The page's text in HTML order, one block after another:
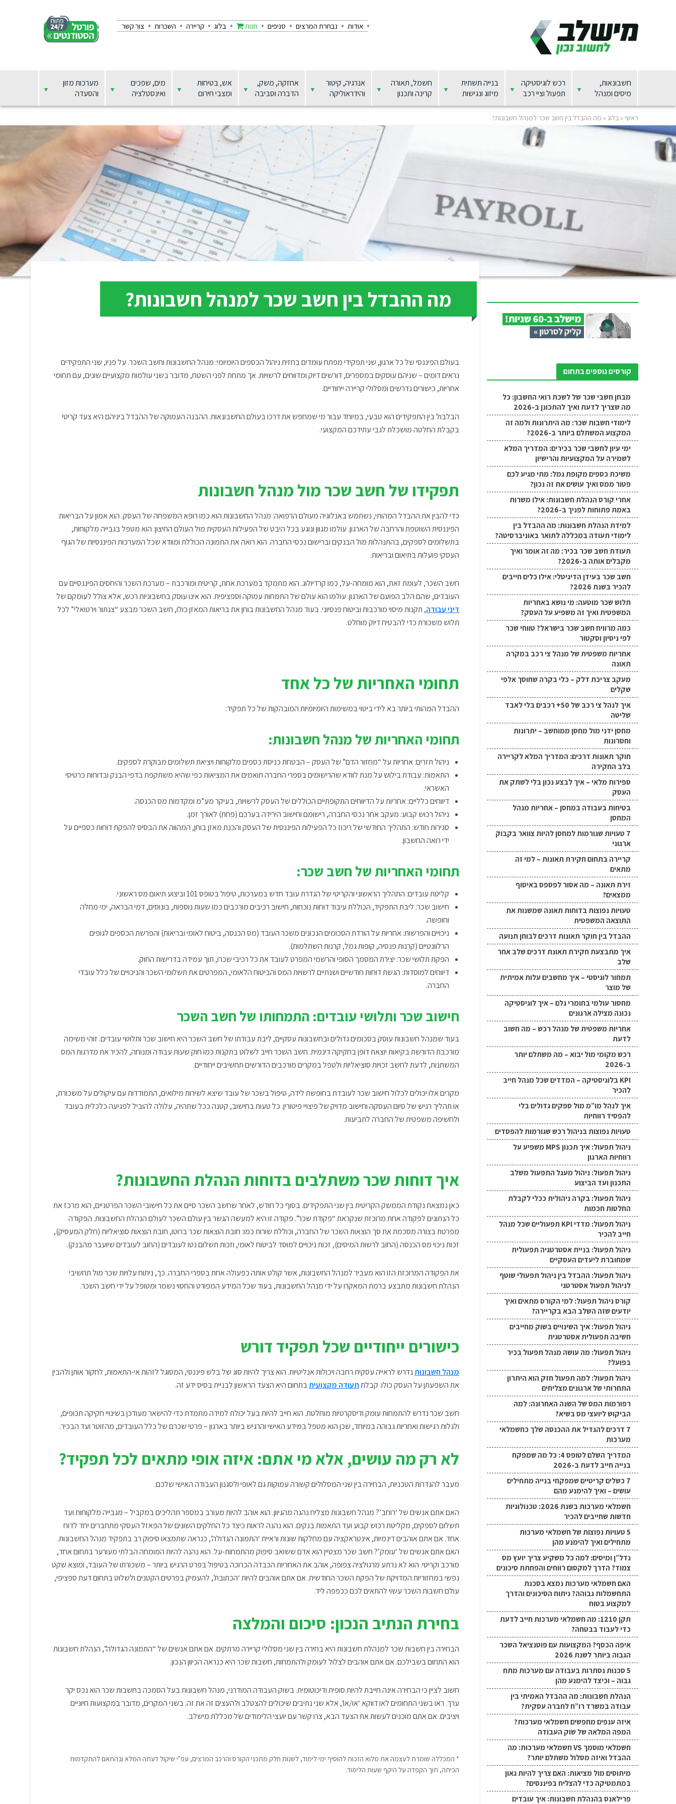
אודות נבחרת המרצים סניפים חנות בלוג קריירה השכרות צור קשר
חשבונאות,
מיסים ומנהל
רכש לוגיסטיקה
תפעול וציי רכב
בנייה תשתית
מיזוג ונגישות
חשמל, תאורה
קרינה ותכנון
אנרגיה, קיטור
והידראוליקה
אחזקה, משק,
הדברה וסביבה
אש, בטיחות
ומצבי חירום
מים, שפכים
ואינסטלציה
מערכות מזון
והסעדה
ראשי »בלוג » מה ההבדל בין חשב שכר למנהל חשבונות?
קורסים נוספים בתחום
מבחן חשבי שכר של לשכת רואי החשבון: כל
מה שצריך לדעת ואיך להתכונן ב-2026
לימודי חשבות שכר: מה היתרונות ולמה זה
המקצוע המשתלם ביותר ב-2026?
ימי עיון לחשבי שכר בכירים: המדריך המלא
לשמירה על המקצועיות והרישיון
משיכת כספים מקופת גמל: מתי מגיע לכם
פטור ממס ואיך עושים את זה נכון?
אחרי קורס הנהלת חשבונות: אילו משרות
באמת פתוחות לפניך ב-2026?
למידת הנהלת חשבונות: מה ההבדל בין
לימודי תעודה במכללה לתואר באוניברסיטה?
תעודת חשב שכר בכיר: מה זה אומר ואיך
מקבלים אותה ב-2026?
חשב שכר בעידן הדיגיטלי: אילו כלים חייבים
להכיר בשנת 2026?
תלוש שכר מוטעה: מי נושא באחריות
המשפטית ואיך זה משפיע על העסק?
כמה מרוויח חשב שכר בישראל? טווחי שכר
לפי ניסיון וסקטור
אחריות משפטית של מנהל צי רכב במקרה
תאונה
מעקב צריכת דלק – כלי בקרה שחוסך אלפי
שקלים
איך לנהל צי רכב של 50+ רכבים בלי לאבד
שליטה
מחסן ידני מול מחסן ממוחשב – יתרונות
וחסרונות
חוקר תאונות דרכים: המדריך המלא לקריירה
בלב החקירה
ספירות מלאי – איך לבצע נכון בלי לשתק את
העסק
בטיחות בעבודה במחסן – אחריות מנהל
המחסן
7 טעויות שגורמות למחסן להיות צוואר בקבוק
ארגוני
קריירה בתחום חקירת תאונות – למי זה
מתאים
זירת תאונה – מה אסור לפספס באיסוף
ממצאים?
טעויות נפוצות בדוחות תאונה שמשנות את
התוצאה המשפטית
ההבדל בין חוקר תאונות דרכים לבוחן תנועה
איך מתבצעת חקירת תאונת דרכים שלב אחר
שלב
תמחור לוגיסטי – איך מחשבים עלות אמיתית
של מוצר
מחסור עולמי בחומרי גלם – איך לוגיסטיקה
נכונה מצילה ארגונים
אחריות משפטית של מנהל רכש – מה חשוב
לדעת
רכש מקומי מול יבוא – מה משתלם יותר
ב-2026
KPI בלוגיסטיקה – המדדים שכל מנהל חייב
להכיר
איך לנהל מו”מ מול ספקים גדולים בלי
להפסיד רווחיות
טעויות נפוצות בניהול רכש שגורמות להפסדים
ניהול תפעול: איך תכנון MPS משפיע על
רווחיות הארגון
ניהול תפעול: ניהול מעגל התפעול משלב
התכנון ועד הביצוע
ניהול תפעול: בקרה ניהולית ככלי לקבלת
החלטות חכמות
ניהול תפעול: מדדי KPI תפעוליים שכל מנהל
חייב להכיר
ניהול תפעול: בניית אסטרטגיה תפעולית
שמחוברת ליעדים העסקיים
ניהול תפעול: ההבדל בין ניהול תפעולי שוטף
לניהול תפעול אסטרטגי
קורס ניהול תפעול: למי הקורס מתאים ואיך
יודעים שזה השלב הבא בקריירה?
ניהול תפעול: איך השינויים בשוק מחייבים
חשיבה תפעולית אסטרטגית
ניהול תפעול: מה עושה מנהל תפעול בכיר
בפועל?
ניהול תפעול: למה תפעול חזק הוא היתרון
התחרותי של ארגונים מצליחים
רפורמות המס של השנה האחרונה: למה
הביקוש ליועצי מס בשיא?
7 דרכים להגדיל את ההכנסה שלך כחשמלאי
מערכות
המדריך השלם לטופס 4: כל מה שמפקח
בנייה חייב לדעת ב-2026
7 כשלים קריטיים שמפקחי בנייה מתחילים
עושים – ואיך להימנע מהם
חשמלאי מערכות בשנת 2026: טכנולוגיות
חדשות שחייבים להכיר
5 טעויות נפוצות של חשמלאי מערכות
מתחילים ואיך להימנע מהן
נדל”ן ומיסים: למה כל משקיע צריך יועץ מס
צמוד? הדרך למקסום רווחים והפחתת סיכונים
האם חשמלאי מערכות נמצא בסכנת
התחשמלות גבוהה? ניתוח הסיכונים והדרך
למקצוע בטוח
תקן 1210: מה חשמלאי מערכות חייב לדעת
כדי לעבוד בבטחה?
איפה הכסף? המקצועות עם פוטנציאל השכר
הגבוה ביותר לשנת 2026
5 סכנות נסתרות בעבודה עם מערכות מתח
גבוה – וכיצד להימנע מהן
הנהלת חשבונות: מה ההבדל האמיתי בין
עבודה במשרד רו”ח לחברה עסקית?
איזה ענפים מחפשים חשמלאי מערכות?
המפה המלאה של שוק העבודה
חשמלאי מוסמך VS חשמלאי מערכות: מה
ההבדל ואיזה מסלול משתלם יותר?
מיתוסים מול מציאות: האם צריך להיות גאון
במתמטיקה כדי להצליח בפיננסים?
פרילאנס בהנהלת חשבונות: איך עובדים
מה ההבדל בין חשב שכר למנהל חשבונות?
בעולם הפיננסי של כל ארגון, שני תפקידי מפתח עומדים בחזית ניהול הכספים היומיומי: מנהל החשבונות וחשב השכר. על פניו, שני התפקידים
נראים דומים – שניהם עוסקים במספרים, דורשים דיוק ומדווחים לרשויות. אך מתחת לפני השטח, מדובר בשני עולמות מקצועיים שונים, עם תחומי
אחריות, כישורים נדרשים ומסלולי קריירה ייחודיים.
הבלבול בין התפקידים הוא טבעי, במיוחד עבור מי שמחפש את דרכו בעולם החשבונאות. ההבנה העמוקה של ההבדל ביניהם היא צעד קריטי
בקבלת החלטה מושכלת לגבי עתידכם המקצועי.
תפקידו של חשב שכר מול מנהל חשבונות
כדי להבין את ההבדל המהותי, נשתמש באנלוגיה מעולם הרפואה: מנהל החשבונות הוא כמו רופא המשפחה של העסק. הוא אמון על הבריאות
הפיננסית השוטפת והרחבה של הארגון. עולמו מגוון ונוגע בכל היבט של הפעילות העסקית מול העולם החיצון: הוא מטפל בגבייה מלקוחות,
בתשלומים לספקים, בהתנהלות מול הבנקים וברישום נכסי החברה. הוא רואה את התמונה הכוללת ומוודא שכל המערכות הפיננסיות של הגוף
העסקי פועלות בתיאום ובריאות.
חשב השכר, לעומת זאת, הוא מומחה-על, כמו קרדיולוג. הוא מתמקד במערכת אחת, קריטית ומורכבת – מערכת השכר והיחסים הפיננסיים עם
העובדים, שהם הלב הפועם של הארגון. עולמו הוא עולם של התמחות עמוקה וספציפית. הוא אינו עוסק בחשבוניות רכש, אלא צולל לעומקם של
דיני עבודה, תקנות מיסוי מורכבות וביטוח פנסיוני. בעוד מנהל החשבונות בוחן את בריאות המאזן כולו, חשב השכר מבצע “צנתור וירטואלי” לכל
תלוש משכורת כדי להבטיח דיוק מוחלט.
תחומי האחריות של כל אחד
ההבדל המהותי ביותר בא לידי ביטוי במשימות היומיומיות המובהקות של כל תפקיד:
תחומי האחריות של מנהל חשבונות:
ניהול תזרים: אחריות על “מחזור הדם” של העסק – הבטחת כניסת כספים מלקוחות ויציאת תשלומים מבוקרת לספקים.
התאמות: עבודת בילוש על מנת לוודא שהרישומים בספרי החברה תואמים את המציאות כפי שהיא משתקפת בדפי הבנק ובדוחות כרטיסי
האשראי.
דיווחים כלליים: אחריות על הדיווחים התקופתיים הכוללים של העסק לרשויות, בעיקר מע”מ ומקדמות מס הכנסה.
ניהול רכוש קבוע: מעקב אחר נכסי החברה, רישומם וחישוב הירידה בערכם (פחת) לאורך זמן.
סגירות חודש: התהליך החודשי של ריכוז כל הפעילות הפיננסית של העסק והכנת מאזן בוחן, המהווה את הבסיס להפקת דוחות כספיים על
ידי רואה החשבון.
תחומי האחריות של חשב שכר:
קליטת עובדים: התהליך הראשוני והקריטי של הגדרת עובד חדש במערכות, טיפול בטופס 101 וביצוע תיאום מס ראשוני.
חישוב שכר: ליבת התפקיד, הכוללת עיבוד דוחות נוכחות, חישוב רכיבים מורכבים כמו שעות נוספות, בונוסים, דמי הבראה, ימי מחלה
וחופשה.
ניכויים והפרשות: אחריות על הורדת הסכומים הנכונים משכר העובד (מס הכנסה, ביטוח לאומי ובריאות) והפרשת הכספים לגופים
הרלוונטיים (קרנות פנסיה, קופות גמל, קרנות השתלמות).
הפקת תלושי שכר: יצירת המסמך הסופי והרשמי המפרט לעובד את כל רכיבי שכרו, תוך עמידה בדרישות החוק.
דיווחים למוסדות: הגשת דוחות חודשיים ושנתיים לרשויות המס והביטוח הלאומי, המפרטים את תשלומי השכר והניכויים של כלל עובדי
החברה.
חישוב שכר ותלושי עובדים: התמחותו של חשב השכר
בעוד שמנהל חשבונות עוסק בסכומים גדולים ובחשבונות עסקיים, ליבת עבודתו של חשב השכר היא חישוב שכר ותלושי עובדים. זוהי משימה
מורכבת הדורשת בקיאות יוצאת דופן בחקיקה דינמית. חשב השכר חייב לשלוט בתקנות כמו חוק שעות עבודה ומנוחה, להכיר את מדרגות המס
המשתנות, לדעת לחשב זכויות סוציאליות ולטפל במקרים מורכבים הדורשים תחשיבים ייחודיים.
מקרים אלו יכולים לכלול חישוב שכר לעובדת בחופשת לידה, טיפול בשכר של עובד שיצא לשירות מילואים, התמודדות עם עיקולים על משכורת,
או תהליך רגיש של סיום העסקה וחישוב מדויק של פיצויי פיטורין. כל טעות בחישוב, קטנה ככל שתהיה, עלולה להוביל לפגיעה כלכלית בעובד
ולחשיפה משפטית של החברה לתביעות.
איך דוחות שכר משתלבים בדוחות הנהלת החשבונות?
כאן נמצאת נקודת הממשק הקריטית בין שני התפקידים. בסוף כל חודש, לאחר שחשב השכר סיים את כל חישובי השכר הפרטניים, הוא מרכז את
כל הנתונים לפקודה אחת מרוכזת שנקראת “פקודת שכר”. פקודה זו היא למעשה הגשר בין עולם השכר לעולם הנהלת החשבונות. הפקודה
מפרטת בצורה מסכמת את סך הוצאות השכר של החברה, וכוללת שורות כמו: חובת הוצאות שכר ברוטו, חובת הוצאות סוציאליות (חלק המעסיק),
זכות ניכוי מס הכנסה (החוב לרשות המיסים), זכות ניכויים למוסד לביטוח לאומי, וזכות תשלום נטו לעובדים (החוב לעובדים שיועבר מהבנק).
את הפקודה המרוכזת הזו הוא מעביר למנהל החשבונות, אשר קולט אותה כפעולה אחת בספרי החברה. כך, ניתוח עלויות שכר מול תחשיבי
הנהלת חשבונות מתבצע ברמת המאקרו על ידי מנהל החשבונות, בעוד שכל המידע המפורט והחסוי נשמר ומטופל על ידי חשב השכר.
כישורים ייחודיים שכל תפקיד דורש
מנהל חשבונותנדרש לראייה עסקית רחבה ויכולות אנליטיות. הוא צריך להיות סוג של בלש פיננסי, המסוגל לזהות אי-התאמות, לחקור אותן ולהבין
את השפעתן על העסק כולו. קבלתתעודה מקצועיתבתחום היא הצעד הראשון לבניית בסיס ידע זה.
חשב שכר נדרש להתמחות עומק ודיסקרטיות מוחלטת. הוא חייב להיות בעל יכולת למידה מתמדת כדי להישאר מעודכן בשינויי חקיקה תכופים,
ולגלות רגישות ואחריות גבוהה במיוחד, שכן הוא מטפל במידע האישי והרגיש ביותר בארגון – פרטי שכרם של כלל העובדים, מהזוטר ועד הבכיר.
לא רק מה עושים, אלא מי אתם: איזה אופי מתאים לכל תפקיד?
מעבר להגדרות הטכניות, הבחירה בין שני המסלולים קשורה עמוקות גם לאופי ולסגנון העבודה האישי שלכם.
האם אתם אנשים של ‘רוחב’? מנהל חשבונות מצליח נהנה מהגיוון. הוא אוהב להיות מעורב במספר תהליכים במקביל – מגבייה מלקוחות ועד
תשלום לספקים, מקליטת רכוש קבוע ועד התאמות בנקים. הוא נהנה לראות כיצד כל החלקים השונים של הפאזל העסקי מתחברים יחד לדוח
אחד. אם אתם אוהבים דינמיות, אינטראקציה עם מחלקות שונות וראיית ‘התמונה הגדולה’, כנראה שתמצאו סיפוק רב בתפקיד מנהל החשבונות.
האם אתם אנשים של ‘עומק’? חשב שכר מצטיין הוא אדם ששואב סיפוק מהתמחות-על. הוא נהנה להיות המומחה הבלתי מעורער בתחום אחד,
מורכב וקריטי. הוא לא נרתע מרגולציה צפופה, אוהב את האחריות הכבדה הכרוכה בטיפול בפרט הרגיש ביותר – משכורתו של העובד, ומוצא שקט
נפשי במחזוריות המדויקת של הפקת השכר החודשית. אם אתם אוהבים להיות ‘הכתובת’, להעמיק בפרטים הקטנים ולשלוט בתחום דעת ספציפי,
עולם חשבות השכר עשוי להתאים לכם ככפפה ליד.
בחירת הנתיב הנכון: סיכום והמלצה
הבחירה בין חשבות שכר למנהלת חשבונות היא בחירה בין שני מסלולי קריירה מרתקים. אם אתם אנשים של “התמונה הגדולה”, הנהלת חשבונות
הוא התחום בשבילכם. אם אתם אוהבים לצלול לעומק ולהתמחות, חשבות שכר היא כנראה הכיוון הנכון.
חשוב לציין כי הבחירה אינה חייבת להיות סופית ודיכוטומית. בשוק העבודה המודרני, מנהל חשבונות בעל הסמכה בחשבות שכר הוא נכס יקר
ערך. ראו בשני התחומים לאו דווקא ‘או/או’, אלא שני נתיבים שיכולים להצטלב ולהעצים זה את זה. בשני המקרים, מדובר במקצועות חיוניים
ויציבים. אם אתם מוכנים לעשות את הצעד הבא, צרו קשר עם יועצי הלימודים של מכללת מישלב.
* המכללה שומרת לעצמה את מלוא הזכות להוסיף ימי לימוד, לשנות חלק מתכני הקורס והרכב המרצים, עפ"י שיקול דעתה המלא ובהתאם להתקדמות
הכיתה, תוך הקפדה על היקף שעות הלימוד.